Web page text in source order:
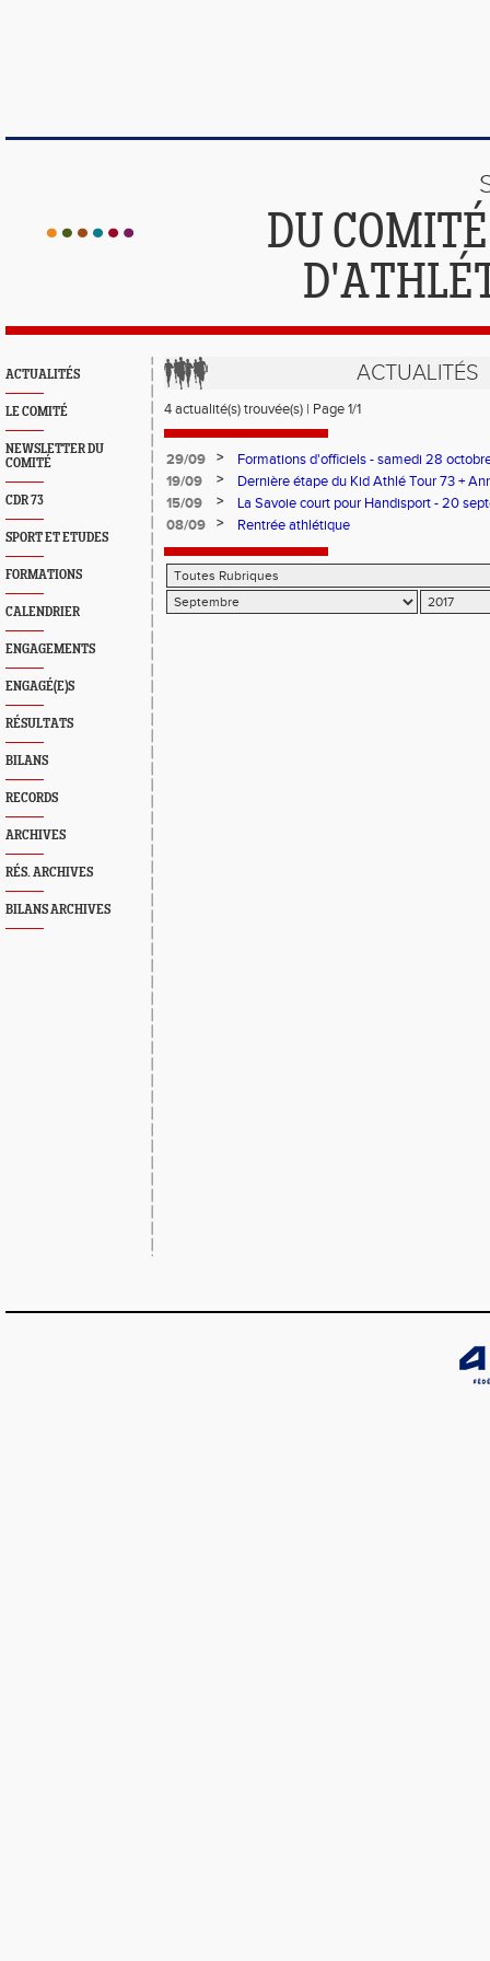
DU
ACTUALITÉS
LE COMITÉ
NEWSLETTER DU
COMITÉ
CDR 73
SPORT ET ETUDES
FORMATIONS
CALENDRIER
ENGAGEMENTS
ENGAGÉ(E)S
RÉSULTATS
BILANS
RECORDS
ARCHIVES
RÉS. ARCHIVES
BILANS ARCHIVES
ACTUALITÉS
4 actualité(s) trouvée(s) | Page 1/1
29/09 >
Formations d'officiels - samedi 28
19/09
>
Dernière étape du Kid Athlé Tour 73 +
Montmélian
15/09 >
La Savoie court pour Handisport - 20
08/09
> Rentrée athlétique